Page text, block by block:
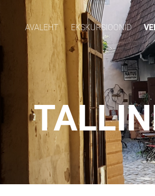
AVALEHT EKSKURSIOONID